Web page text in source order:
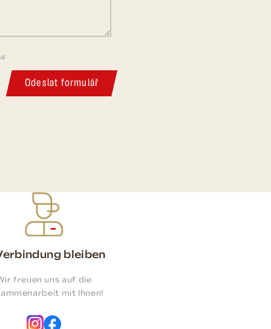
Odeslat formulář
bleiben
freuen uns auf die
mit Ihnen!